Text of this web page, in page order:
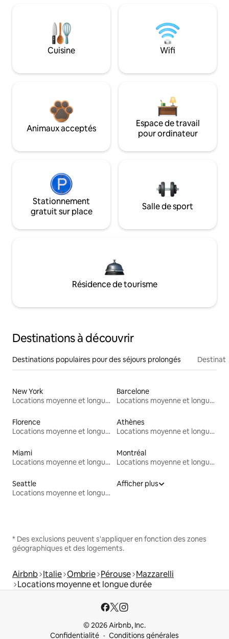
Cuisine Wifi
Animaux acceptés
Espace de travail
pour ordinateur
Stationnement
gratuit sur place
Salle de sport
Résidence de tourisme
Destinations à découvrir
Destinations populaires pour des séjours prolongés
New York
Locations moyenne et longue durée
Barcelone
Locations moyenne et longue durée
Florence
Locations moyenne et longue durée
Athènes
Locations moyenne et longue durée
Miami
Locations moyenne et longue durée
Montréal
Locations moyenne et longue durée
Seattle
Locations moyenne et longue durée
Afficher plus
* Des exclusions peuvent s'appliquer en fonction des zones
géographiques et des logements.
Airbnb Italie Ombrie Pérouse Mazzarelli
Locations moyenne et longue durée
© 2026 Airbnb, Inc.
Confidentialité
Conditions générales